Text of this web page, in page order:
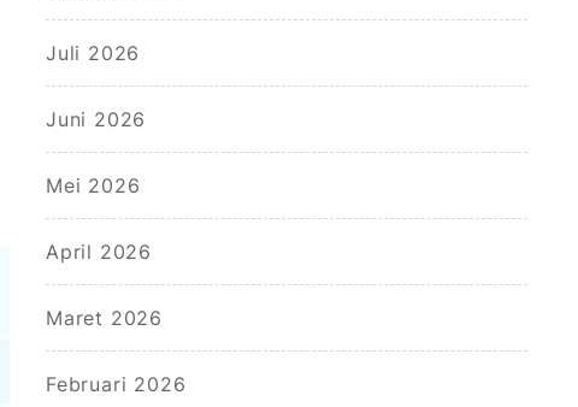
Juli 2026
Juni 2026
Mei 2026
April 2026
Maret 2026
Februari 2026